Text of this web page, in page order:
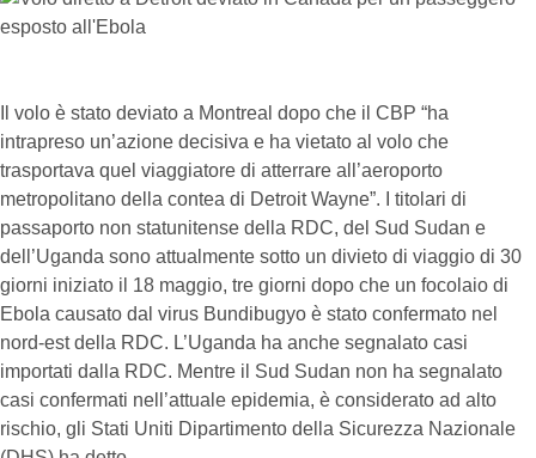
Il volo è stato deviato a Montreal dopo che il CBP “ha
intrapreso un’azione decisiva e ha vietato al volo che
trasportava quel viaggiatore di atterrare all’aeroporto
metropolitano della contea di Detroit Wayne”. I titolari di
passaporto non statunitense della RDC, del Sud Sudan e
dell’Uganda sono attualmente sotto un divieto di viaggio di 30
giorni iniziato il 18 maggio, tre giorni dopo che un focolaio di
Ebola causato dal virus Bundibugyo è stato confermato nel
nord-est della RDC. L’Uganda ha anche segnalato casi
importati dalla RDC. Mentre il Sud Sudan non ha segnalato
casi confermati nell’attuale epidemia, è considerato ad alto
rischio, gli Stati Uniti Dipartimento della Sicurezza Nazionale